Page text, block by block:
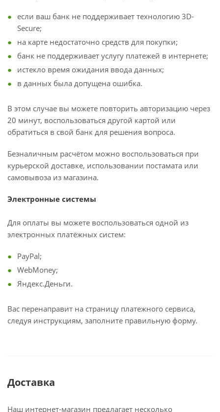
если ваш банк не поддерживает технологию 3D-
Secure;
на карте недостаточно средств для покупки;
банк не поддерживает услугу платежей в интернете;
истекло время ожидания ввода данных;
в данных была допущена ошибка.
В этом случае вы можете повторить авторизацию через
20 минут, воспользоваться другой картой или
обратиться в свой банк для решения вопроса.
Безналичным расчётом можно воспользоваться при
курьерской доставке, использовании постамата или
самовывоза из магазина.
Электронные системы
Для оплаты вы можете воспользоваться одной из
электронных платёжных систем:
PayPal;
WebMoney;
Яндекс.Деньги.
Вас перенаправит на страницу платежного сервиса,
следуя инструкциям, заполните правильную форму.
Доставка
Наш интернет-магазин предлагает несколько